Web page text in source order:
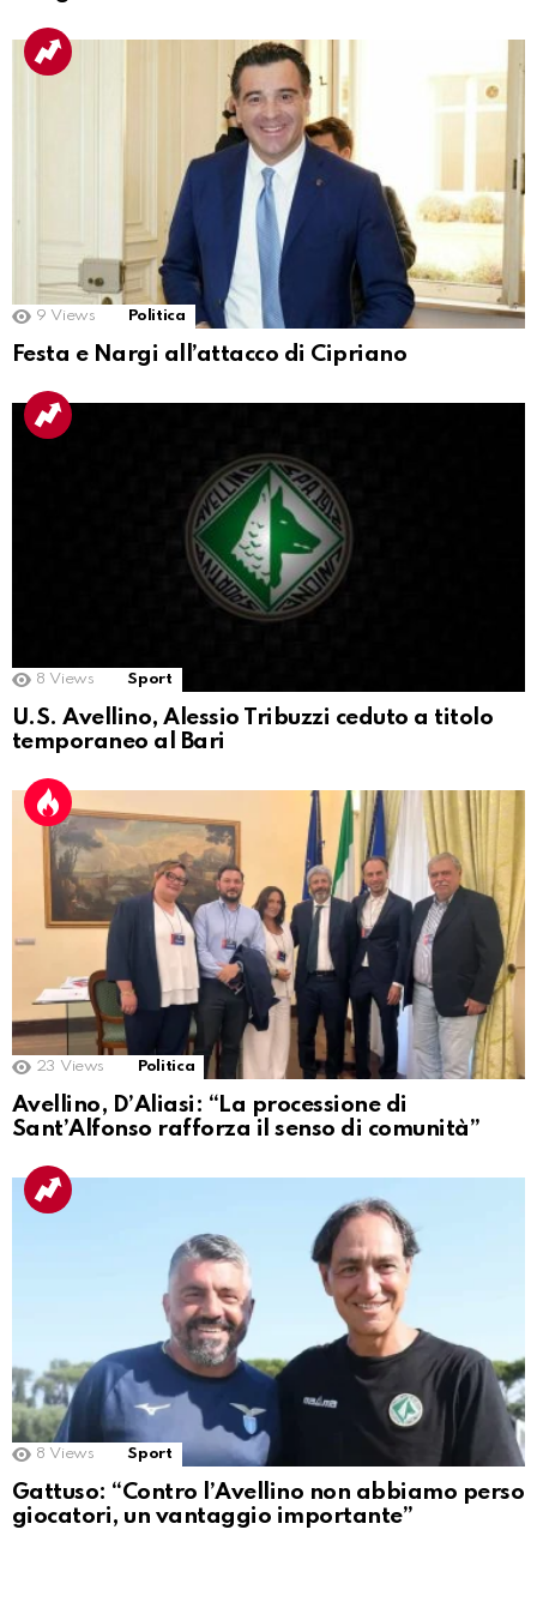
9 Views Politica
Festa e Nargi all’attacco di Cipriano
8 Views Sport
U.S. Avellino, Alessio Tribuzzi ceduto a titolo
temporaneo al Bari
23 Views Politica
Avellino, D’Aliasi: “La processione di
Sant’Alfonso rafforza il senso di comunità”
8 Views Sport
Gattuso: “Contro l’Avellino non abbiamo perso
giocatori, un vantaggio importante”